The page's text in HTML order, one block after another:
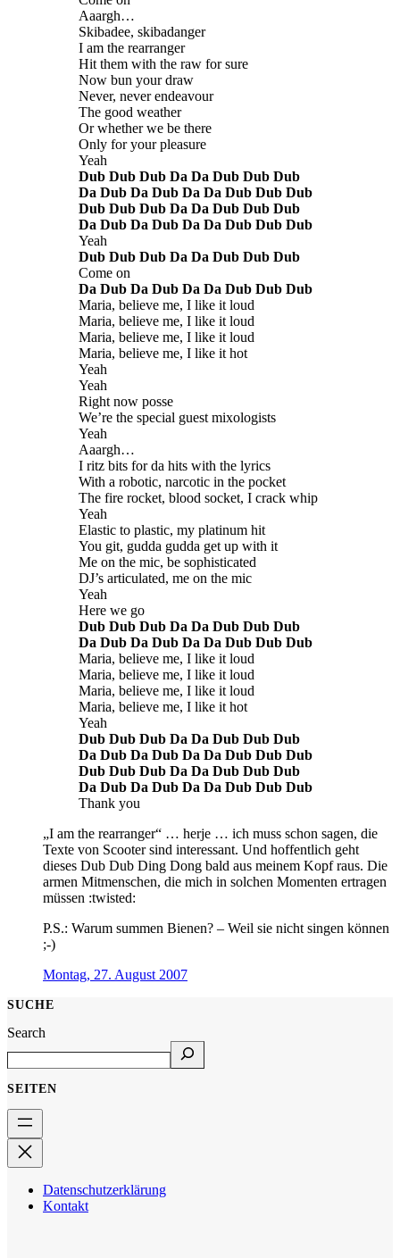
Aaargh…
Skibadee, skibadanger
I am the rearranger
Hit them with the raw for sure
Now bun your draw
Never, never endeavour
The good weather
Or whether we be there
Only for your pleasure
Yeah
Dub Dub Dub Da Da Dub Dub Dub
Da Dub Da Dub Da Da Dub Dub Dub
Dub Dub Dub Da Da Dub Dub Dub
Da Dub Da Dub Da Da Dub Dub Dub
Yeah
Dub Dub Dub Da Da Dub Dub Dub
Come on
Da Dub Da Dub Da Da Dub Dub Dub
Maria, believe me, I like it loud
Maria, believe me, I like it loud
Maria, believe me, I like it loud
Maria, believe me, I like it hot
Yeah
Yeah
Right now posse
We’re the special guest mixologists
Yeah
Aaargh…
I ritz bits for da hits with the lyrics
With a robotic, narcotic in the pocket
The fire rocket, blood socket, I crack whip
Yeah
Elastic to plastic, my platinum hit
You git, gudda gudda get up with it
Me on the mic, be sophisticated
DJ’s articulated, me on the mic
Yeah
Here we go
Dub Dub Dub Da Da Dub Dub Dub
Da Dub Da Dub Da Da Dub Dub Dub
Maria, believe me, I like it loud
Maria, believe me, I like it loud
Maria, believe me, I like it loud
Maria, believe me, I like it hot
Yeah
Dub Dub Dub Da Da Dub Dub Dub
Da Dub Da Dub Da Da Dub Dub Dub
Dub Dub Dub Da Da Dub Dub Dub
Da Dub Da Dub Da Da Dub Dub Dub
Thank you
„I am the rearranger“ … herje … ich muss schon sagen, die
Texte von Scooter sind interessant. Und hoffentlich geht
dieses Dub Dub Ding Dong bald aus meinem Kopf raus. Die
armen Mitmenschen, die mich in solchen Momenten ertragen
müssen :twisted:
P.S.: Warum summen Bienen? – Weil sie nicht singen können
;-)
Montag, 27. August 2007
SUCHE
Search
SEITEN
Datenschutzerklärung
Kontakt